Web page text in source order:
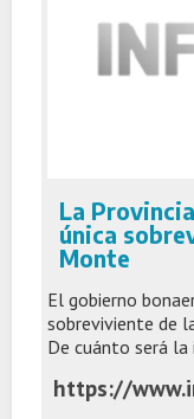
La
única
Monte
El gobierno
sobreviviente de
De cuánto será la